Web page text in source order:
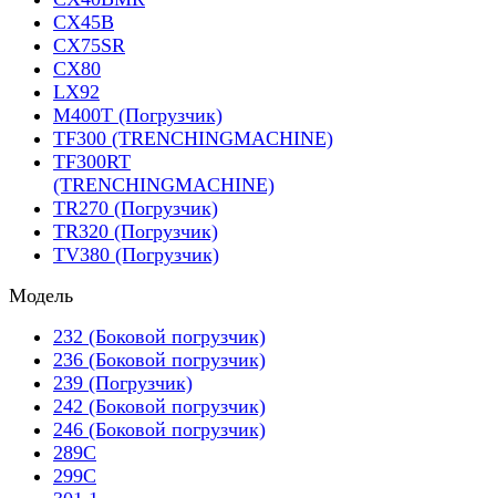
CX45B
CX75SR
CX80
LX92
M400T (Погрузчик)
TF300 (TRENCHINGMACHINE)
TF300RT
(TRENCHINGMACHINE)
TR270 (Погрузчик)
TR320 (Погрузчик)
TV380 (Погрузчик)
Модель
232 (Боковой погрузчик)
236 (Боковой погрузчик)
239 (Погрузчик)
242 (Боковой погрузчик)
246 (Боковой погрузчик)
289C
299C